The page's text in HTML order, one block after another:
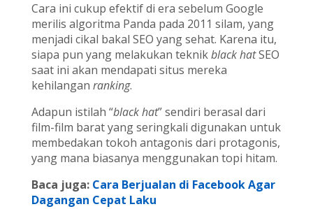
Cara ini cukup efektif di era sebelum Google
merilis algoritma Panda pada 2011 silam, yang
menjadi cikal bakal SEO yang sehat. Karena itu,
siapa pun yang melakukan teknikblack hatSEO
saat ini akan mendapati situs mereka
kehilangan ranking.
Adapun istilah “black hat” sendiri berasal dari
film-film barat yang seringkali digunakan untuk
membedakan tokoh antagonis dari protagonis,
yang mana biasanya menggunakan topi hitam.
Baca juga: Cara Berjualan di Facebook Agar
Dagangan Cepat Laku